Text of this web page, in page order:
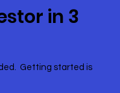
in 3
Getting started is